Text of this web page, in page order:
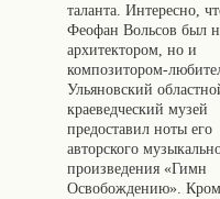
таланта. Интересно,
Феофан Вольсов был
архитектором, но и
композитором-
Ульяновский
краеведческий музей
предоставил ноты его
авторского
произведения «Гимн
Освобождению».